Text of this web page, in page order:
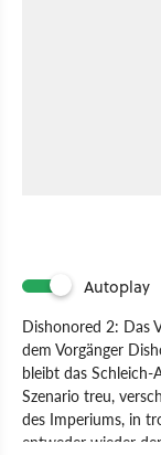
Autoplay
Dishonored 2: Das
dem Vorgänger
bleibt das
Szenario treu,
des Imperiums, in
entweder wieder